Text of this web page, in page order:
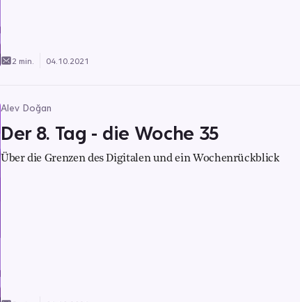
2 min. 04.10.2021
Alev Doğan
Der 8. Tag - die Woche 35
Über die Grenzen des Digitalen und ein Wochenrückblick